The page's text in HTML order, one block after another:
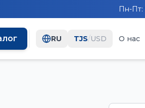
Пн-Пт:
RU TJS/USD О нас